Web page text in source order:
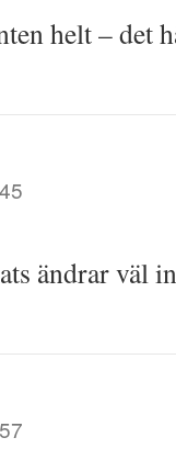
helt – det
ändrar väl